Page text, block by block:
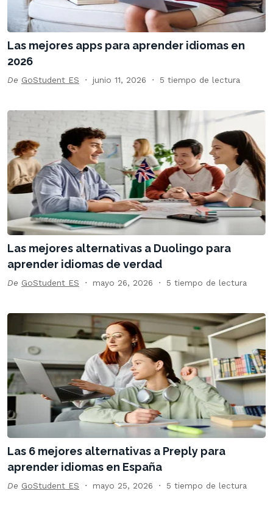
Las mejores apps para aprender idiomas en
2026
De GoStudent ES junio 11, 2026 5 tiempo de lectura
Las mejores alternativas a Duolingo para
aprender idiomas de verdad
De GoStudent ES mayo 26, 2026 5 tiempo de lectura
Las 6 mejores alternativas a Preply para
aprender idiomas en España
De GoStudent ES mayo 25, 2026 5 tiempo de lectura